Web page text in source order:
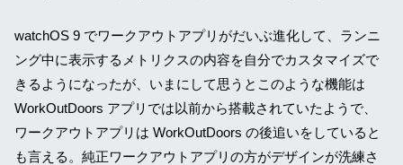
watchOS 9 でワークアウトアプリがだいぶ進化して、ランニ
ング中に表示するメトリクスの内容を自分でカスタマイズで
きるようになったが、いまにして思うとこのような機能は
WorkOutDoors アプリでは以前から搭載されていたようで、
ワークアウトアプリは WorkOutDoors の後追いをしていると
も言える。純正ワークアウトアプリの方がデザインが洗練さ